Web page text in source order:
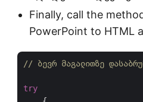
Finally, call the
PowerPoint to HTML
// ბევრ მაგალითზე
try